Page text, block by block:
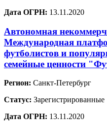
Дата ОГРН: 13.11.2020
Автономная
Международная
футболистов и
семейные ценности
Регион: Санкт-Петербург
Статус: Зарегистрированные
Дата ОГРН: 13.11.2020